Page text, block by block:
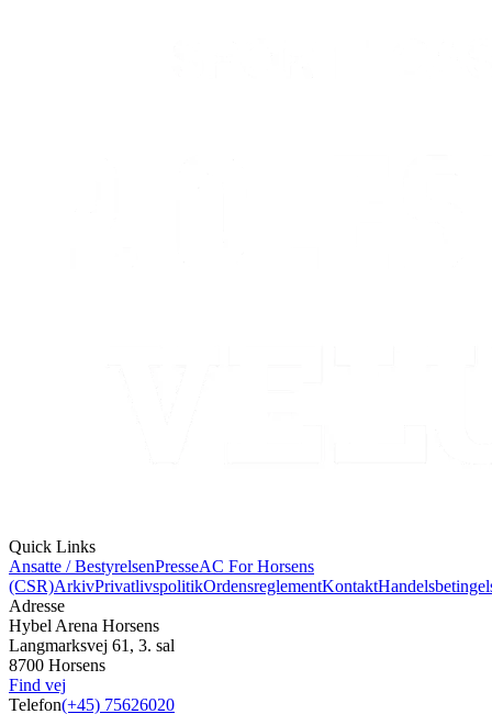
Quick Links
Ansatte / BestyrelsenPresseAC For Horsens
(CSR)ArkivPrivatlivspolitikOrdensreglementKontakt
Adresse
Hybel Arena Horsens
Langmarksvej 61, 3. sal
8700 Horsens
Find vej
Telefon(+45) 75626020